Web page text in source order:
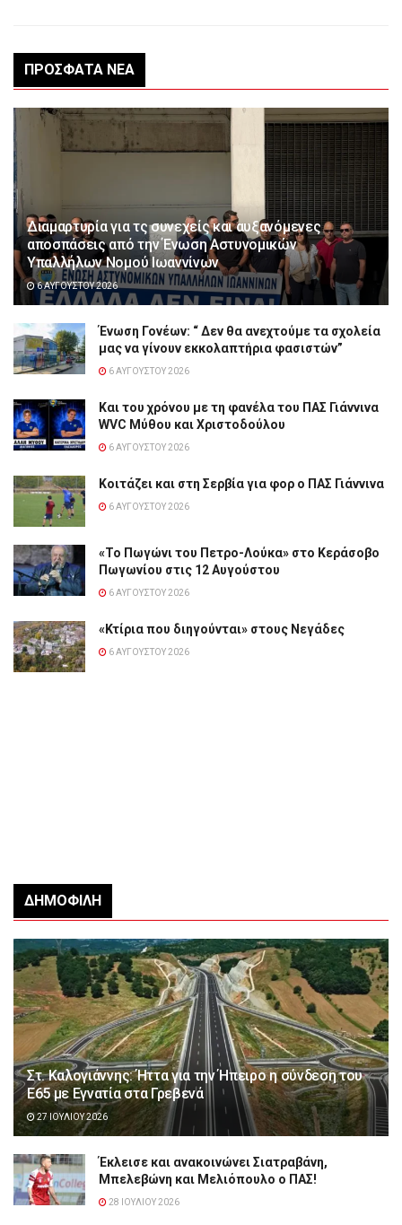
ΠΡΌΣΦΑΤΑ ΝΈΑ
Διαμαρτυρία για τς συνεχείς και αυξανόμενες
αποσπάσεις από την Ένωση Αστυνομικών
Υπαλλήλων Νομού Ιωαννίνων
6 ΑΥΓΟΎΣΤΟΥ 2026
Ένωση Γονέων: “ Δεν θα ανεχτούμε τα σχολεία
μας να γίνουν εκκολαπτήρια φασιστών”
6 ΑΥΓΟΎΣΤΟΥ 2026
Και του χρόνου με τη φανέλα του ΠΑΣ Γιάννινα
WVC Μύθου και Χριστοδούλου
6 ΑΥΓΟΎΣΤΟΥ 2026
Κοιτάζει και στη Σερβία για φορ ο ΠΑΣ Γιάννινα
6 ΑΥΓΟΎΣΤΟΥ 2026
«Το Πωγώνι του Πετρο-Λούκα» στο Κεράσοβο
Πωγωνίου στις 12 Αυγούστου
6 ΑΥΓΟΎΣΤΟΥ 2026
«Κτίρια που διηγούνται» στους Νεγάδες
6 ΑΥΓΟΎΣΤΟΥ 2026
ΔΗΜΟΦΙΛΉ
Στ. Καλογιάννης: Ήττα για την Ήπειρο η σύνδεση του
Ε65 με Εγνατία στα Γρεβενά
27 ΙΟΥΛΊΟΥ 2026
Έκλεισε και ανακοινώνει Σιατραβάνη,
Μπελεβώνη και Μελιόπουλο ο ΠΑΣ!
28 ΙΟΥΛΊΟΥ 2026